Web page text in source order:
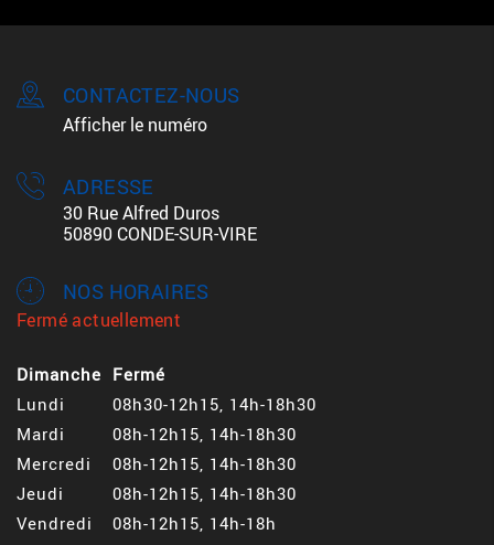
CONTACTEZ-NOUS
Afficher le numéro
ADRESSE
30 Rue Alfred Duros
50890 CONDE-SUR-VIRE
NOS HORAIRES
Fermé actuellement
Dimanche Fermé
Lundi
08h30-12h15, 14h-18h30
Mardi
08h-12h15, 14h-18h30
Mercredi
08h-12h15, 14h-18h30
Jeudi
08h-12h15, 14h-18h30
Vendredi
08h-12h15, 14h-18h